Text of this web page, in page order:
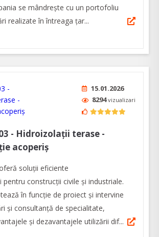
se mândrește cu un portofoliu
realizate în întreaga țar...
15.01.2026
8294vizualizari
- Hidroizolații terase -
acoperiș
soluții eficiente
pentru construcții civile și industriale.
în funcție de proiect și intervine
și consultanță de specialitate,
și dezavantajele utilizării dif...